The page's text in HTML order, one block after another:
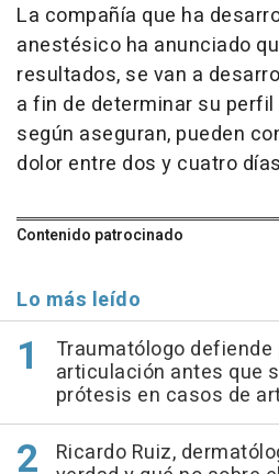
La compañía que ha
anestésico ha anunciado
resultados, se van a
a fin de determinar su
según aseguran, pueden
dolor entre dos y cuatro
Contenido patrocinado
Lo más leído
Traumatólogo defiende
articulación antes que
prótesis en casos de
Ricardo Ruiz,